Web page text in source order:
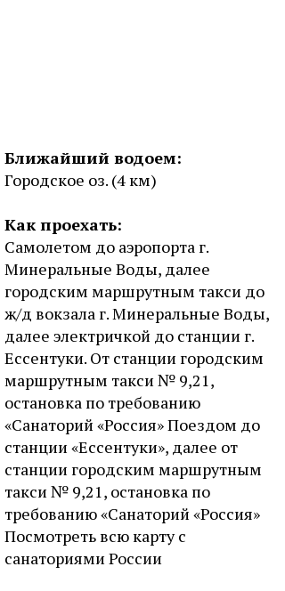
Ближайший водоем:
Городское оз. (4 км)
Как проехать:
Самолетом до аэропорта г.
Минеральные Воды, далее
городским маршрутным такси до
ж/д вокзала г. Минеральные Воды,
далее электричкой до станции г.
Ессентуки. От станции городским
маршрутным такси № 9,21,
остановка по требованию
«Санаторий «Россия» Поездом до
станции «Ессентуки», далее от
станции городским маршрутным
такси № 9,21, остановка по
требованию «Санаторий «Россия»
Посмотреть всю карту с
санаториями России